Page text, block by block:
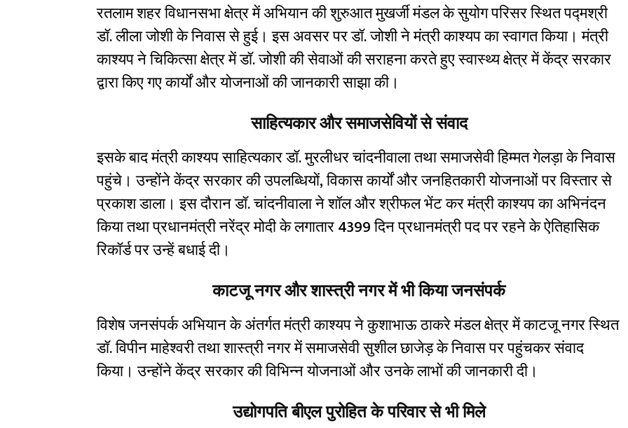
रतलाम शहर विधानसभा क्षेत्र में अभियान की शुरुआत मुखर्जी मंडल के सुयोग परिसर स्थित पद्मश्री
डॉ. लीला जोशी के निवास से हुई। इस अवसर पर डॉ. जोशी ने मंत्री काश्यप का स्वागत किया। मंत्री
काश्यप ने चिकित्सा क्षेत्र में डॉ. जोशी की सेवाओं की सराहना करते हुए स्वास्थ्य क्षेत्र में केंद्र सरकार
द्वारा किए गए कार्यों और योजनाओं की जानकारी साझा की।
साहित्यकार और समाजसेवियों से संवाद
इसके बाद मंत्री काश्यप साहित्यकार डॉ. मुरलीधर चांदनीवाला तथा समाजसेवी हिम्मत गेलड़ा के निवास
पहुंचे। उन्होंने केंद्र सरकार की उपलब्धियों, विकास कार्यों और जनहितकारी योजनाओं पर विस्तार से
प्रकाश डाला। इस दौरान डॉ. चांदनीवाला ने शॉल और श्रीफल भेंट कर मंत्री काश्यप का अभिनंदन
किया तथा प्रधानमंत्री नरेंद्र मोदी के लगातार 4399 दिन प्रधानमंत्री पद पर रहने के ऐतिहासिक
रिकॉर्ड पर उन्हें बधाई दी।
काटजू नगर और शास्त्री नगर में भी किया जनसंपर्क
विशेष जनसंपर्क अभियान के अंतर्गत मंत्री काश्यप ने कुशाभाऊ ठाकरे मंडल क्षेत्र में काटजू नगर स्थित
डॉ. विपीन माहेश्वरी तथा शास्त्री नगर में समाजसेवी सुशील छाजेड़ के निवास पर पहुंचकर संवाद
किया। उन्होंने केंद्र सरकार की विभिन्न योजनाओं और उनके लाभों की जानकारी दी।
उद्योगपति बीएल पुरोहित के परिवार से भी मिले